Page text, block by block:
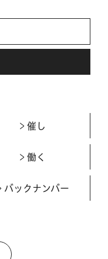
催し
働く
バックナンバー